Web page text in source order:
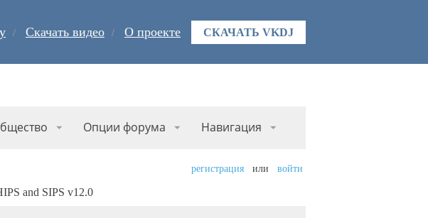
Скачать видео О проекте СКАЧАТЬ VKDJ
Опции форума Навигация
регистрация или войти
and SIPS v12.0